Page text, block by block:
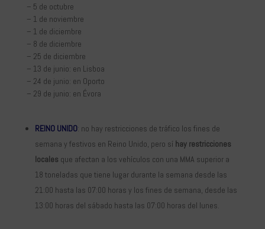
– 5 de octubre
– 1 de noviembre
– 1 de diciembre
– 8 de diciembre
– 25 de diciembre
– 13 de junio: en Lisboa
– 24 de junio: en Oporto
– 29 de junio: en Évora
REINO UNIDO: no hay restricciones de tráfico los fines de
semana y festivos en Reino Unido, pero sí hay restricciones
locales que afectan a los vehículos con una MMA superior a
18 toneladas que tiene lugar durante la semana desde las
21:00 hasta las 07:00 horas y los fines de semana, desde las
13:00 horas del sábado hasta las 07:00 horas del lunes.